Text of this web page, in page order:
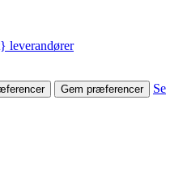
leverandører
Gem præferencer
Se